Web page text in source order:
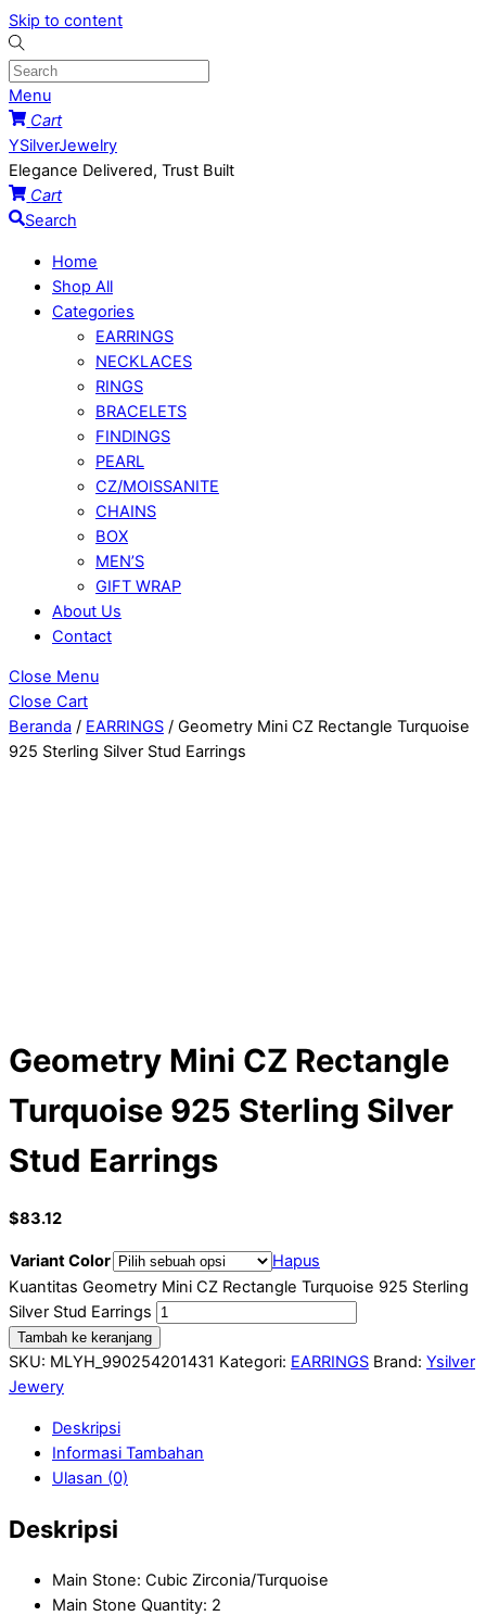
Skip to content
Menu
Cart
YSilverJewelry
Elegance Delivered, Trust Built
Cart
Search
Home
Shop All
Categories
EARRINGS
NECKLACES
RINGS
BRACELETS
FINDINGS
PEARL
CZ/MOISSANITE
CHAINS
BOX
MEN’S
GIFT WRAP
About Us
Contact
Close Menu
Close Cart
Beranda / EARRINGS / Geometry Mini CZ Rectangle Turquoise
925 Sterling Silver Stud Earrings
Geometry Mini CZ Rectangle
Turquoise 925 Sterling Silver
Stud Earrings
$83.12
Variant Color
Hapus
Kuantitas Geometry Mini CZ Rectangle Turquoise 925 Sterling
Silver Stud Earrings
Tambah ke keranjang
SKU: MLYH_990254201431 Kategori: EARRINGS Brand: Ysilver
Jewery
Deskripsi
Informasi Tambahan
Ulasan (0)
Deskripsi
Main Stone: Cubic Zirconia/Turquoise
Main Stone Quantity: 2